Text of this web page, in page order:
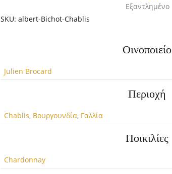
Εξαντλημένο
SKU:albert-Bichot-Chablis
Οινοποιείο
Julien Brocard
Περιοχή
Chablis, Βουργουνδία, Γαλλία
Ποικιλίες
Chardonnay